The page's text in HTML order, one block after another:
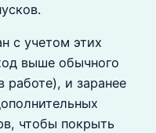
с учетом этих
выше обычного
работе), и заранее
чтобы покрыть